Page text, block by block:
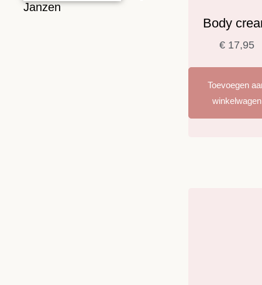
Janzen
Body
€17,95
Toevoegen
winkelwagen